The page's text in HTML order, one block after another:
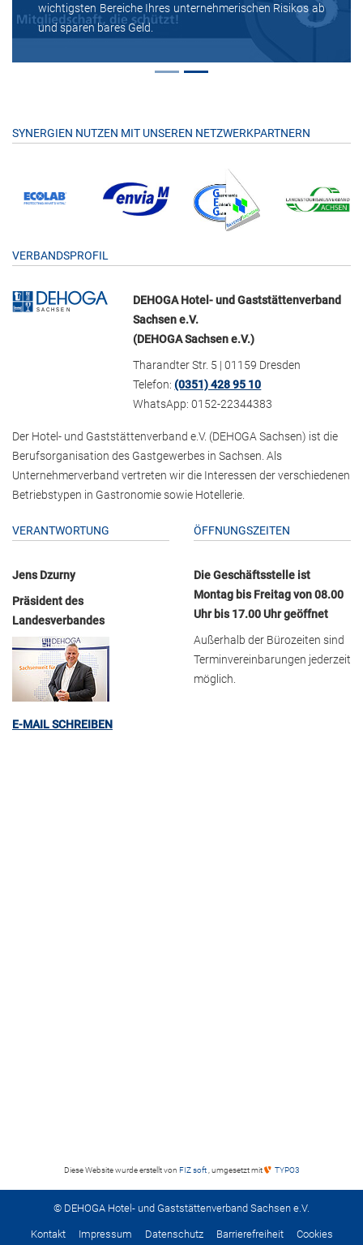
wichtigsten Bereiche Ihres unternehmerischen Risikos ab
und sparen bares Geld.
SYNERGIEN NUTZEN MIT UNSEREN NETZWERKPARTNERN
VERBANDSPROFIL
DEHOGA Hotel- und Gaststättenverband
Sachsen e.V.
(DEHOGA Sachsen e.V.)
Tharandter Str. 5 | 01159 Dresden
Telefon:(0351) 428 95 10
WhatsApp: 0152-22344383
Der Hotel- und Gaststättenverband e.V. (DEHOGA Sachsen) ist die
Berufsorganisation des Gastgewerbes in Sachsen. Als
Unternehmerverband vertreten wir die Interessen der verschiedenen
Betriebstypen in Gastronomie sowie Hotellerie.
VERANTWORTUNG
Jens Dzurny
Präsident des
Landesverbandes
E-MAIL SCHREIBEN
ÖFFNUNGSZEITEN
Die Geschäftsstelle ist
Montag bis Freitag von 08.00
Uhr bis 17.00 Uhr geöffnet
Außerhalb der Bürozeiten sind
Terminvereinbarungen jederzeit
möglich.
Diese Website wurde erstellt von FIZ soft , umgesetzt mit TYPO3
© DEHOGA Hotel- und Gaststättenverband Sachsen e.V.
Kontakt Impressum Datenschutz Barrierefreiheit Cookies